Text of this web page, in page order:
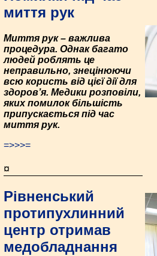
миття рук
Миття рук – важлива
процедура. Однак багато
людей роблять це
неправильно, знецінюючи
всю користь від цієї дії для
здоров’я. Медики розповіли,
яких помилок більшість
припускається під час
миття рук.
=>>>=
¤
Рівненський
протипухлинний
центр отримав
медобладнання